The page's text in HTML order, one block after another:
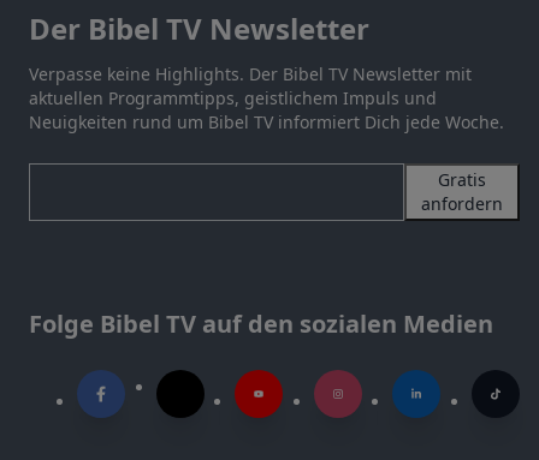
Der Bibel TV Newsletter
Verpasse keine Highlights. Der Bibel TV Newsletter mit
aktuellen Programmtipps, geistlichem Impuls und
Neuigkeiten rund um Bibel TV informiert Dich jede Woche.
Gratis
anfordern
Folge Bibel TV auf den sozialen Medien